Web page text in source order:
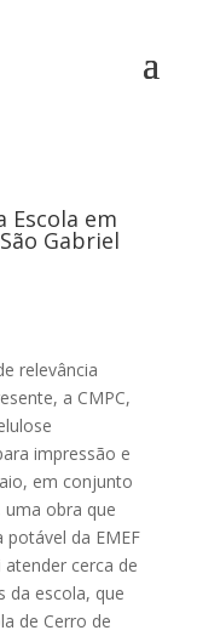
Escola em
Gabriel
relevância
a CMPC,
impressão e
em conjunto
uma obra que
da EMEF
cerca de
da escola, que
de Cerro de